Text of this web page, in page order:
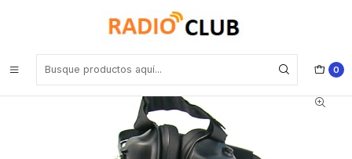
0
Diadema de alto ruido genérico o Auricular con cancelación de
ruido y botón PTT redondo grande para radio Kenwood Baofeng